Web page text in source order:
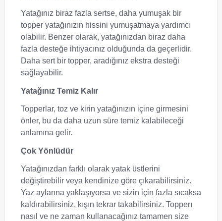
Yatağınız biraz fazla sertse, daha yumuşak bir
topper yatağınızın hissini yumuşatmaya yardımcı
olabilir. Benzer olarak, yatağınızdan biraz daha
fazla desteğe ihtiyacınız olduğunda da geçerlidir.
Daha sert bir topper, aradığınız ekstra desteği
sağlayabilir.
Yatağınız Temiz Kalır
Topperlar, toz ve kirin yatağınızın içine girmesini
önler, bu da daha uzun süre temiz kalabileceği
anlamına gelir.
Çok Yönlüdür
Yatağınızdan farklı olarak yatak üstlerini
değiştirebilir veya kendinize göre çıkarabilirsiniz.
Yaz aylarına yaklaşıyorsa ve sizin için fazla sıcaksa
kaldırabilirsiniz, kışın tekrar takabilirsiniz. Topperı
nasıl ve ne zaman kullanacağınız tamamen size